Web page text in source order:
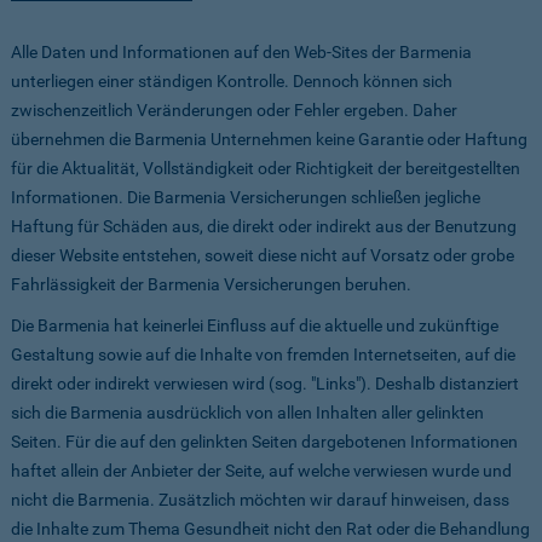
Alle Daten und Informationen auf den Web-Sites der Barmenia
unterliegen einer ständigen Kontrolle. Dennoch können sich
zwischenzeitlich Veränderungen oder Fehler ergeben. Daher
übernehmen die Barmenia Unternehmen keine Garantie oder Haftung
für die Aktualität, Vollständigkeit oder Richtigkeit der bereitgestellten
Informationen. Die Barmenia Versicherungen schließen jegliche
Haftung für Schäden aus, die direkt oder indirekt aus der Benutzung
dieser Website entstehen, soweit diese nicht auf Vorsatz oder grobe
Fahrlässigkeit der Barmenia Versicherungen beruhen.
Die Barmenia hat keinerlei Einfluss auf die aktuelle und zukünftige
Gestaltung sowie auf die Inhalte von fremden Internetseiten, auf die
direkt oder indirekt verwiesen wird (sog. "Links"). Deshalb distanziert
sich die Barmenia ausdrücklich von allen Inhalten aller gelinkten
Seiten. Für die auf den gelinkten Seiten dargebotenen Informationen
haftet allein der Anbieter der Seite, auf welche verwiesen wurde und
nicht die Barmenia. Zusätzlich möchten wir darauf hinweisen, dass
die Inhalte zum Thema Gesundheit nicht den Rat oder die Behandlung